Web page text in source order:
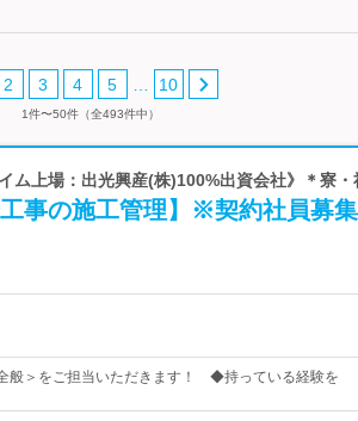
2 3 4 5 10
1件〜50件（全493件中）
ム上場：出光興産(株)100%出資会社》＊寮・
事の施工管理】※契約社員募集
般＞をご担当いただきます！ ◆持っている経験を